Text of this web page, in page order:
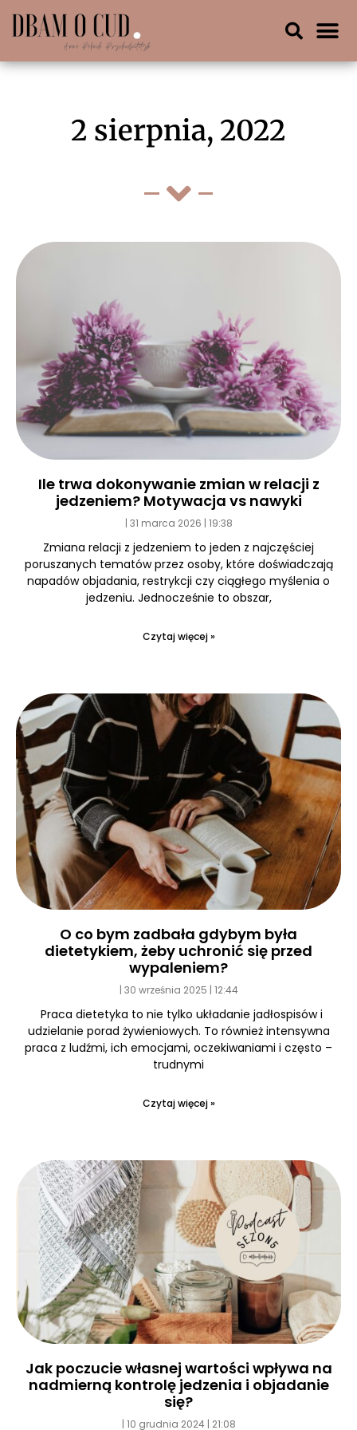
2 sierpnia, 2022
Ile trwa dokonywanie zmian w relacji z
jedzeniem? Motywacja vs nawyki
31 marca 2026 19:38
Zmiana relacji z jedzeniem to jeden z najczęściej
poruszanych tematów przez osoby, które doświadczają
napadów objadania, restrykcji czy ciągłego myślenia o
jedzeniu. Jednocześnie to obszar,
Czytaj więcej »
O co bym zadbała gdybym była
dietetykiem, żeby uchronić się przed
wypaleniem?
30 września 2025 12:44
Praca dietetyka to nie tylko układanie jadłospisów i
udzielanie porad żywieniowych. To również intensywna
praca z ludźmi, ich emocjami, oczekiwaniami i często –
trudnymi
Czytaj więcej »
Jak poczucie własnej wartości wpływa na
nadmierną kontrolę jedzenia i objadanie
się?
10 grudnia 2024 21:08